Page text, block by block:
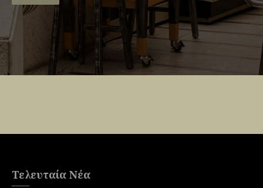
Τελευταία Νέα